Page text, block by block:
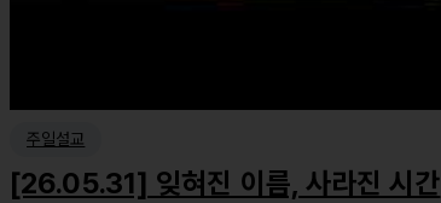
주일설교
[26.05.31] 잊혀진 이름, 사라진 시간